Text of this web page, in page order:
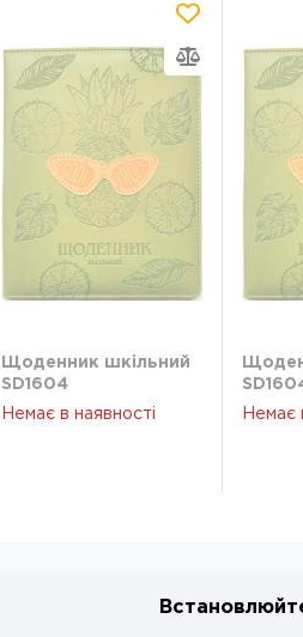
Щоденник шкільний
SD1604
Немає в наявності Немає